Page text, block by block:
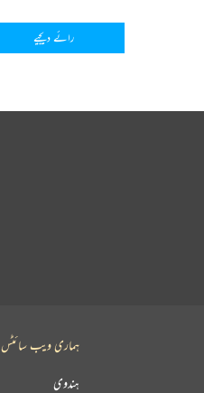
رائے دیجیے
ہماری ویب سائٹس
ہندوی